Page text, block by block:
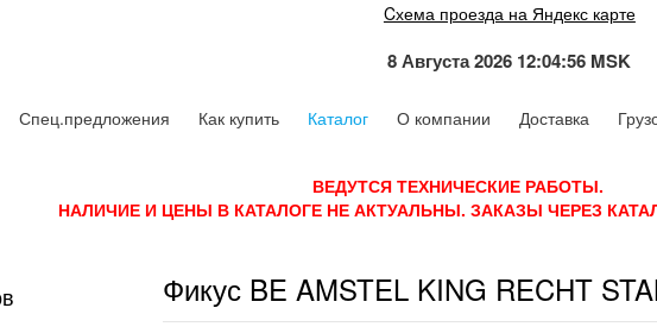
Cхема проезда на Яндекс карте
8 Августа 2026 12:04:57 MSK
Спец.предложения Как купить Каталог О компании Доставка
ВЕДУТСЯ ТЕХНИЧЕСКИЕ РАБОТЫ.
НАЛИЧИЕ И ЦЕНЫ В КАТАЛОГЕ НЕ АКТУАЛЬНЫ. ЗАКАЗЫ ЧЕРЕЗ
Фикус BE AMSTEL KING RECHT